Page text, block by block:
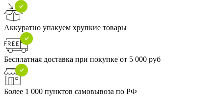
Аккуратно упакуем хрупкие товары
Бесплатная доставка при покупке от 5 000 руб
Более 1 000 пунктов самовывоза по РФ